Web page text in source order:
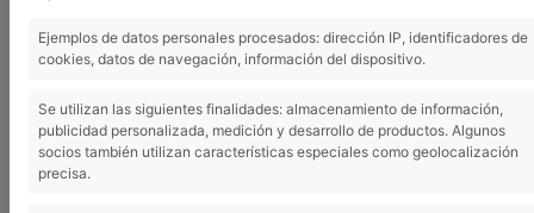
Este debate está vacío.
Viendo 1 entrada (de un total de 1)
Ejemplos de datos personales procesados: dirección IP, identificadores de
cookies, datos de navegación, información del dispositivo.
Se utilizan las siguientes finalidades: almacenamiento de información,
publicidad personalizada, medición y desarrollo de productos. Algunos
socios también utilizan características especiales como geolocalización
precisa.